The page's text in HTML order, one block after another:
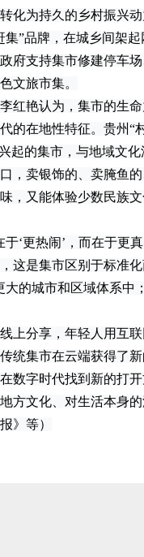
化为持久的乡村振兴
”品牌，在城乡间架
府支持集市修建停车
文旅市集。
艳认为，集市的生命
的在地性特征。贵州“
起的集市，与地域文
，卖银饰的、卖腌鱼
，又能体验少数民族
更热闹’，而在于更
这是集市区别于标准
的城市和区域体系中
分享，年轻人用互联
统集市在云端获得了
数字时代找到新的打
方文化、对生活本身
》等）